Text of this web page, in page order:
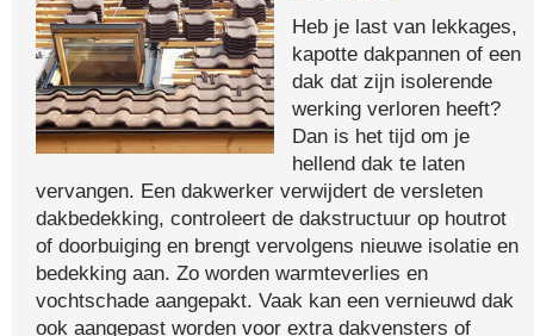
Heb je last van lekkages,
kapotte dakpannen of een
dak dat zijn isolerende
werking verloren heeft?
Dan is het tijd om je
hellend dak te laten
vervangen. Een dakwerker verwijdert de versleten
dakbedekking, controleert de dakstructuur op houtrot
of doorbuiging en brengt vervolgens nieuwe isolatie en
bedekking aan. Zo worden warmteverlies en
vochtschade aangepakt. Vaak kan een vernieuwd dak
ook aangepast worden voor extra dakvensters of